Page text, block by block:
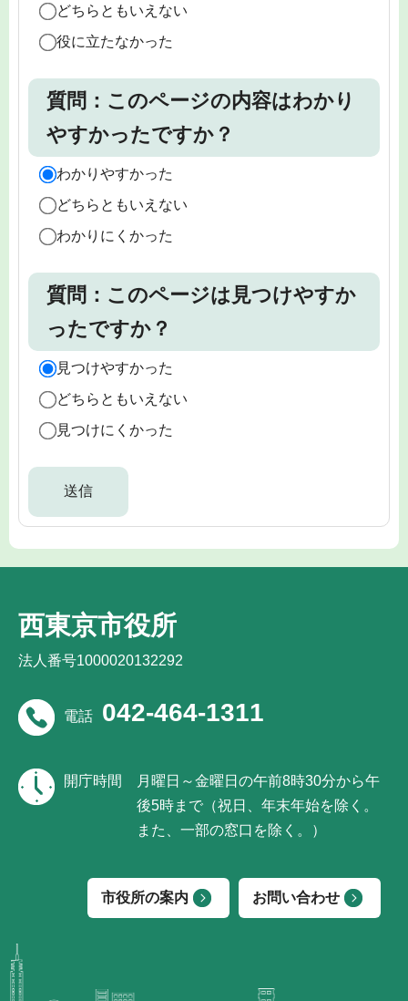
どちらともいえない
役に立たなかった
質問：このページの内容はわかり
やすかったですか？
わかりやすかった
どちらともいえない
わかりにくかった
質問：このページは見つけやすか
ったですか？
見つけやすかった
どちらともいえない
見つけにくかった
西東京市役所
法人番号1000020132292
電話 042-464-1311
開庁時間
月曜日～金曜日の午前8時30分から午
後5時まで（祝日、年末年始を除く。
また、一部の窓口を除く。）
市役所の案内 お問い合わせ